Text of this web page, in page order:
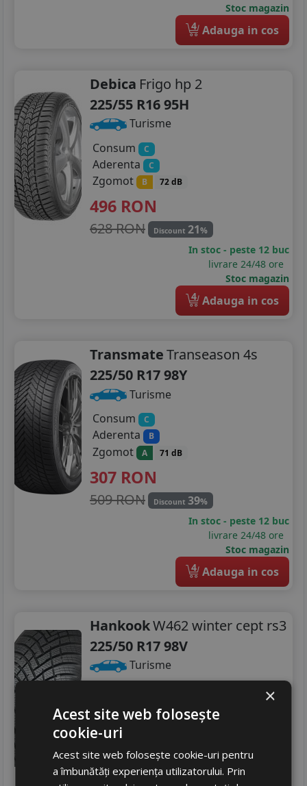
Stoc magazin
4 Adauga in cos
Debica Frigo hp 2
225/55 R16 95H
Turisme
Consum
C
Aderenta C
Zgomot B 72 dB
496 RON
628 RON Discount 21%
In stoc - peste 12 buc
livrare 24/48 ore
Stoc magazin
4 Adauga in cos
TransmateTranseason 4s
225/50 R17 98Y
Turisme
Consum
C
Aderenta B
Zgomot A 71 dB
307 RON
509 RON Discount 39%
In stoc - peste 12 buc
livrare 24/48 ore
Stoc magazin
4 Adauga in cos
HankookW462 winter cept rs3
225/50 R17 98V
Turisme
Aderenta
Zgomot B 72 dB
616RON
843 RON Discount26%
×
Acest site web folosește
cookie-uri
Acest site web folosește cookie-uri pentru
a îmbunătăți experiența utilizatorului. Prin